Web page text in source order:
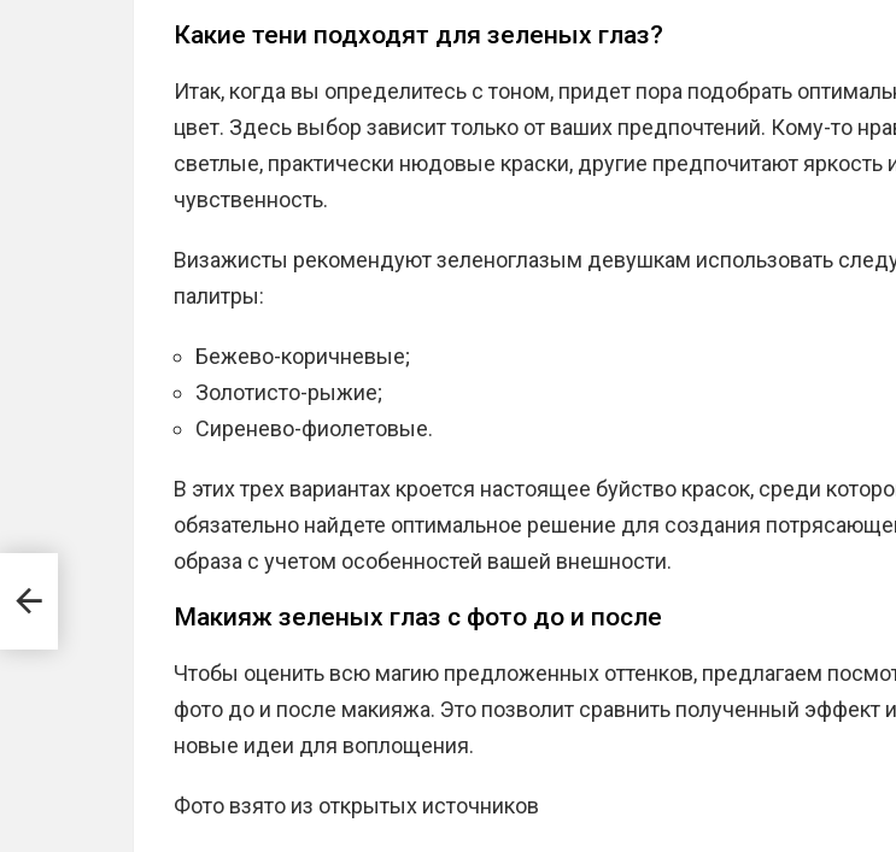
Какие тени подходят для зеленых глаз?
Итак, когда вы определитесь с тоном, придет пора подобрать
цвет. Здесь выбор зависит только от ваших предпочтений. Кому-то
светлые, практически нюдовые краски, другие предпочитают яркость
чувственность.
Визажисты рекомендуют зеленоглазым девушкам использовать
палитры:
Бежево-коричневые;
Золотисто-рыжие;
Сиренево-фиолетовые.
В этих трех вариантах кроется настоящее буйство красок, среди
обязательно найдете оптимальное решение для создания
образа с учетом особенностей вашей внешности.
Макияж зеленых глаз с фото до и после
Чтобы оценить всю магию предложенных оттенков, предлагаем
фото до и после макияжа. Это позволит сравнить полученный эффект
новые идеи для воплощения.
Фото взято из открытых источников